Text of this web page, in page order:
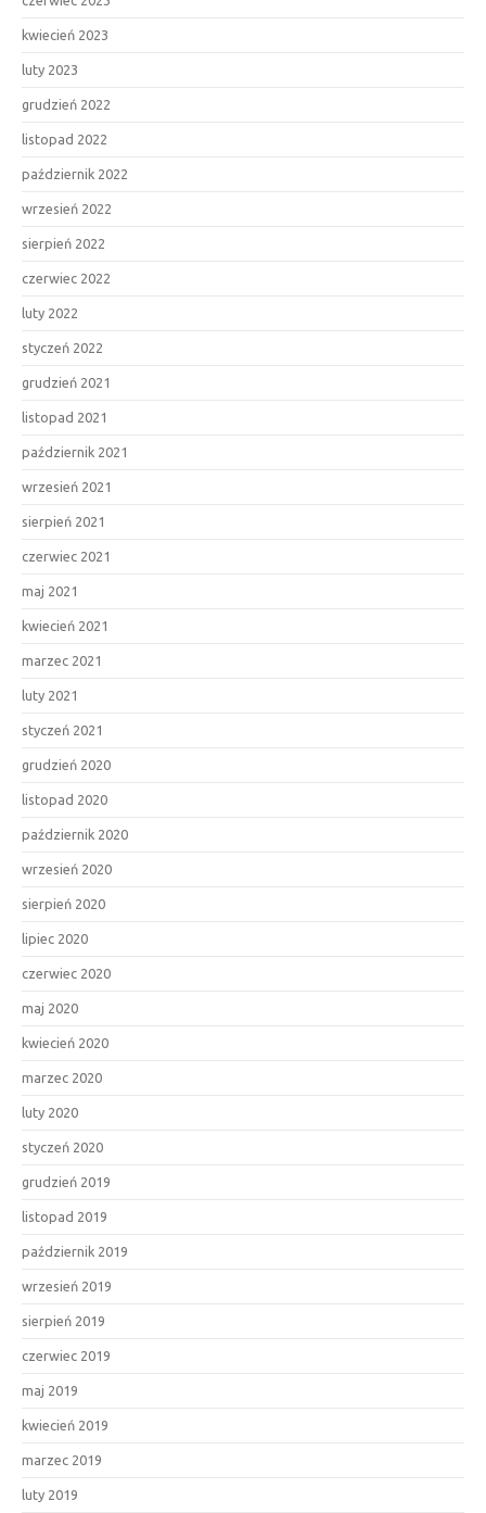
kwiecień 2023
luty 2023
grudzień 2022
listopad 2022
październik 2022
wrzesień 2022
sierpień 2022
czerwiec 2022
luty 2022
styczeń 2022
grudzień 2021
listopad 2021
październik 2021
wrzesień 2021
sierpień 2021
czerwiec 2021
maj 2021
kwiecień 2021
marzec 2021
luty 2021
styczeń 2021
grudzień 2020
listopad 2020
październik 2020
wrzesień 2020
sierpień 2020
lipiec 2020
czerwiec 2020
maj 2020
kwiecień 2020
marzec 2020
luty 2020
styczeń 2020
grudzień 2019
listopad 2019
październik 2019
wrzesień 2019
sierpień 2019
czerwiec 2019
maj 2019
kwiecień 2019
marzec 2019
luty 2019